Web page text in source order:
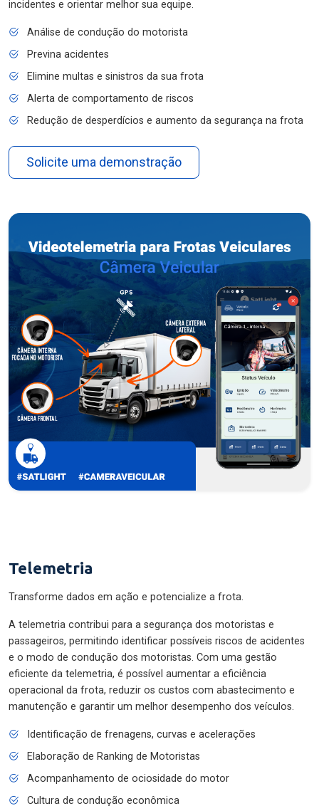
incidentes e orientar melhor sua equipe.
Análise de condução do motorista
Previna acidentes
Elimine multas e sinistros da sua frota
Alerta de comportamento de riscos
Redução de desperdícios e aumento da segurança na frota
Solicite uma demonstração
Telemetria
Transforme dados em ação e potencialize a frota.
A telemetria contribui para a segurança dos motoristas e
passageiros, permitindo identificar possíveis riscos de acidentes
e o modo de condução dos motoristas. Com uma gestão
eficiente da telemetria, é possível aumentar a eficiência
operacional da frota, reduzir os custos com abastecimento e
manutenção e garantir um melhor desempenho dos veículos.
Identificação de frenagens, curvas e acelerações
Elaboração de Ranking de Motoristas
Acompanhamento de ociosidade do motor
Cultura de condução econômica